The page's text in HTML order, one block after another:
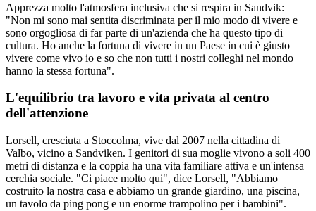
Apprezza molto l'atmosfera inclusiva che si respira in Sandvik:
"Non mi sono mai sentita discriminata per il mio modo di vivere e
sono orgogliosa di far parte di un'azienda che ha questo tipo di
cultura. Ho anche la fortuna di vivere in un Paese in cui è giusto
vivere come vivo io e so che non tutti i nostri colleghi nel mondo
hanno la stessa fortuna".
L'equilibrio tra lavoro e vita privata al centro
dell'attenzione
Lorsell, cresciuta a Stoccolma, vive dal 2007 nella cittadina di
Valbo, vicino a Sandviken. I genitori di sua moglie vivono a soli 400
metri di distanza e la coppia ha una vita familiare attiva e un'intensa
cerchia sociale. "Ci piace molto qui", dice Lorsell, "Abbiamo
costruito la nostra casa e abbiamo un grande giardino, una piscina,
un tavolo da ping pong e un enorme trampolino per i bambini".